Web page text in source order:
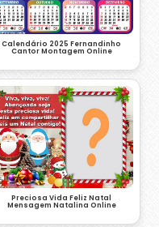
Calendário 2025 Fernandinho
Cantor Montagem Online
Preciosa Vida Feliz Natal
Mensagem Natalina Online